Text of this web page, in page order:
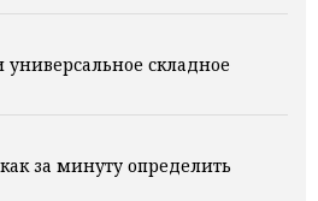
универсальное складное
за минуту определить